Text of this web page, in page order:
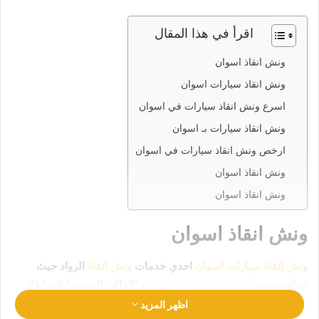
اقرأ في هذا المقال
ونش انقاذ اسوان
ونش انقاذ سيارات اسوان
اسرع ونش انقاذ سيارات في اسوان
ونش انقاذ سيارات بـ اسوان
ارخص ونش انقاذ سيارات في اسوان
ونش انقاذ اسوان
ونش انقاذ اسوان
ونش انقاذ اسوان
ونش إنقاذ سيارات اسوان احدي خدمات ونش انقاذ الرواد حيث
سيارتك في امان تام وراحة رقم ونش انقاذ اسوان
01063144040
اظهر المزيد